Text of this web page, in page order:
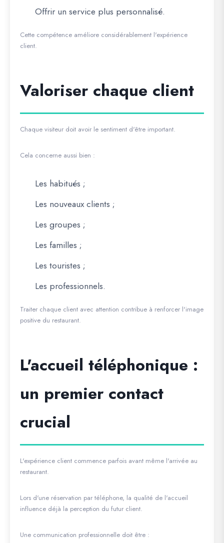
Offrir un service plus personnalisé.
Cette compétence améliore considérablement l'expérience
client.
Valoriser chaque client
Chaque visiteur doit avoir le sentiment d'être important.
Cela concerne aussi bien :
Les habitués ;
Les nouveaux clients ;
Les groupes ;
Les familles ;
Les touristes ;
Les professionnels.
Traiter chaque client avec attention contribue à renforcer l'image
positive du restaurant.
L'accueil téléphonique :
un premier contact
crucial
L'expérience client commence parfois avant même l'arrivée au
restaurant.
Lors d'une réservation par téléphone, la qualité de l'accueil
influence déjà la perception du futur client.
Une communication professionnelle doit être :